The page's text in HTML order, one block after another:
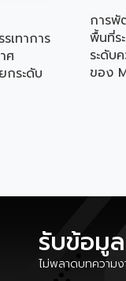
เทาการ
ศ
ระดับ
การพั
พื้นที่ร
ระดับ
ของ
รับข้อมู
ไม่พลาดบทความ